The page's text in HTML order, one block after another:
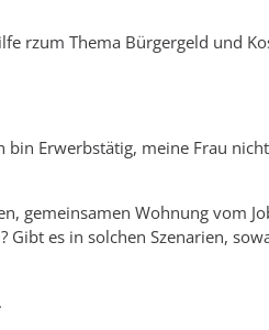
rzum Thema Bürgergeld und
bin Erwerbstätig, meine Frau
gemeinsamen Wohnung vom
es in solchen Szenarien,